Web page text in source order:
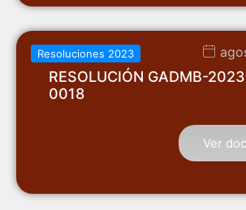
Resoluciones 2023
RESOLUCIÓN GADMB-
0018
Ver